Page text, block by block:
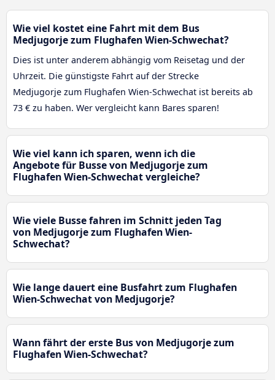
Wie viel kostet eine Fahrt mit dem Bus
Medjugorje zum Flughafen Wien-Schwechat?
Dies ist unter anderem abhängig vom Reisetag und der
Uhrzeit. Die günstigste Fahrt auf der Strecke
Medjugorje zum Flughafen Wien-Schwechat ist bereits ab
73 € zu haben. Wer vergleicht kann Bares sparen!
Wie viel kann ich sparen, wenn ich die
Angebote für Busse von Medjugorje zum
Flughafen Wien-Schwechat vergleiche?
Wie viele Busse fahren im Schnitt jeden Tag
von Medjugorje zum Flughafen Wien-
Schwechat?
Wie lange dauert eine Busfahrt zum Flughafen
Wien-Schwechat von Medjugorje?
Wann fährt der erste Bus von Medjugorje zum
Flughafen Wien-Schwechat?